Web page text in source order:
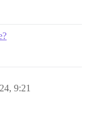
9:21